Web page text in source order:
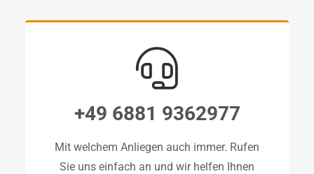
+49 6881 9362977
Mit welchem Anliegen auch immer. Rufen
Sie uns einfach an und wir helfen Ihnen